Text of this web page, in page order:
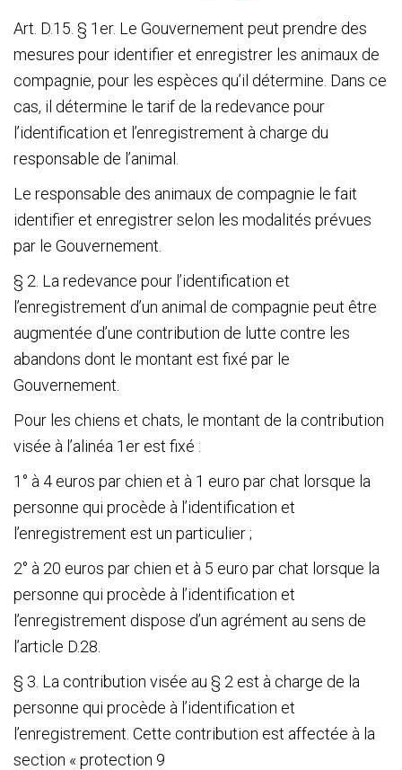
Verblijf
Het
Blauwe
Kruis
Wetgeving
Partners
Pers
De
Kantine
Contacten
Art. D.15. § 1 er. Le Gouvernement peut prendre des
mesures pour identifier et enregistrer les animaux de
compagnie, pour les espèces qu’il détermine. Dans ce
cas, il détermine le tarif de la redevance pour
l’identification et l’enregistrement à charge du
responsable de l’animal.
Le responsable des animaux de compagnie le fait
identifier et enregistrer selon les modalités prévues
par le Gouvernement.
§ 2. La redevance pour l’identification et
l’enregistrement d’un animal de compagnie peut être
augmentée d’une contribution de lutte contre les
abandons dont le montant est fixé par le
Gouvernement.
Pour les chiens et chats, le montant de la contribution
visée à l’alinéa 1 er est fixé :
1° à 4 euros par chien et à 1 euro par chat lorsque la
personne qui procède à l’identification et
l’enregistrement est un particulier ;
2° à 20 euros par chien et à 5 euro par chat lorsque la
personne qui procède à l’identification et
l’enregistrement dispose d’un agrément au sens de
l’article D.28.
§ 3. La contribution visée au § 2 est à charge de la
personne qui procède à l’identification et
l’enregistrement. Cette contribution est affectée à la
section « protection 9